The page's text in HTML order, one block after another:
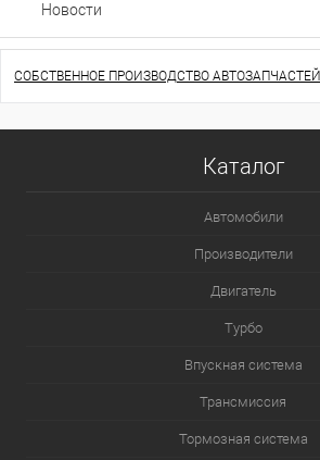
Новости
СОБСТВЕННОЕ ПРОИЗВОДСТВО АВТОЗАПЧАСТЕЙ
Каталог
Автомобили
Производители
Двигатель
Турбо
Впускная система
Трансмиссия
Тормозная система